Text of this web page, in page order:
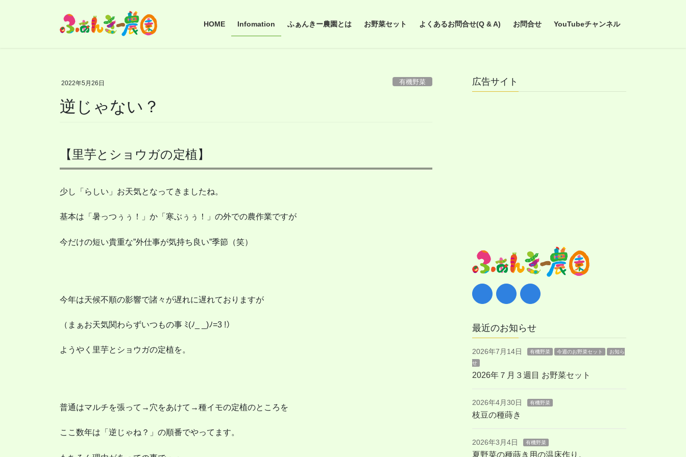
HOME Infomation ふぁんきー農園とは お野菜セット よくあるお問合せ(Q & A) お問合せ YouTubeチャンネル
2022年5月26日 有機野菜
逆じゃない？
【里芋とショウガの定植】
少し「らしい」お天気となってきましたね。
基本は「暑っつぅぅ！」か「寒ぶぅぅ！」の外での農作業ですが
今だけの短い貴重な”外仕事が気持ち良い”季節（笑）
今年は天候不順の影響で諸々が遅れに遅れておりますが
（まぁお天気関わらずいつもの事 ﾐ(ﾉ_ _)ﾉ=3 !）
ようやく里芋とショウガの定植を。
普通はマルチを張って→穴をあけて→種イモの定植のところを
ここ数年は「逆じゃね？」の順番でやってます。
広告サイト
最近のお知らせ
2026年7月14日 有機野菜 今週のお野菜セット
お知ら
せ
2026年７月３週目 お野菜セット
2026年4月30日 有機野菜
枝豆の種蒔き
2026年3月4日 有機野菜
夏野菜の種蒔き用の温床作り。